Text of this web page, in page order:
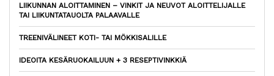
LIIKUNNAN ALOITTAMINEN – VINKIT JA NEUVOT ALOITTELIJALLE
TAI LIIKUNTATAUOLTA PALAAVALLE
TREENIVÄLINEET KOTI- TAI MÖKKISALILLE
IDEOITA KESÄRUOKAILUUN + 3 RESEPTIVINKKIÄ